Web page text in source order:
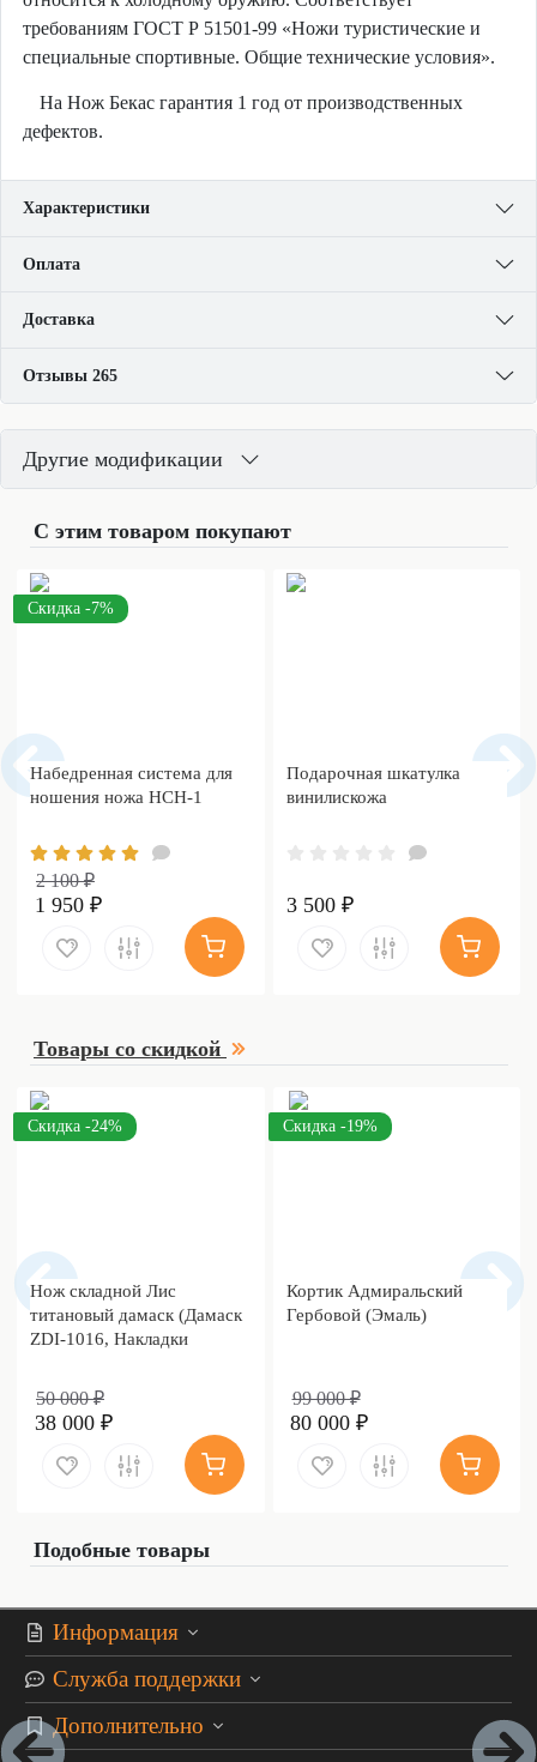
требованиям ГОСТ Р 51501-99 «Ножи туристические и
специальные спортивные. Общие технические условия».
На Нож Бекас гарантия 1 год от производственных
дефектов.
Характеристики
Оплата
Доставка
Отзывы 265
Другие модификации
С этим товаром покупают
Скидка -7%
Набедренная система для
ношения ножа НСН-1
2 100 ₽
1 950 ₽
Подарочная шкатулка
винилискожа
3 500 ₽
Товары со скидкой
Скидка -24%
Нож складной Лис
титановый дамаск (Дамаск
ZDI-1016, Накладки
50 000 ₽
38 000 ₽
Скидка -19%
Кортик Адмиральский
Гербовой (Эмаль)
99 000 ₽
80 000 ₽
Подобные товары
Информация
Служба поддержки
Дополнительно